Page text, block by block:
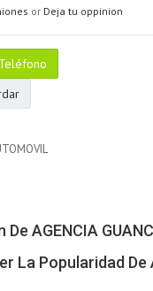
or Deja tu oppinion
AGENCIA
La Popularidad De